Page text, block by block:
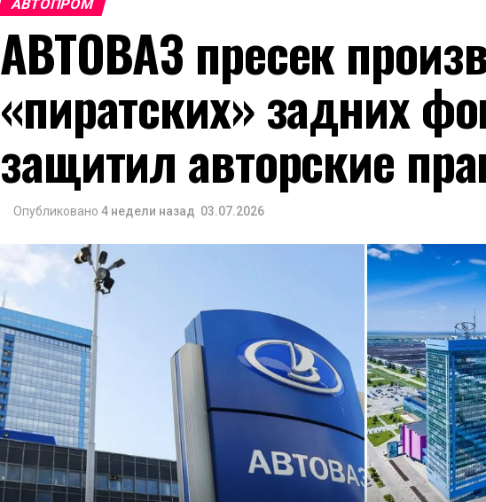
АВТОПРОМ
АВТОВАЗ пресек
«пиратских» задних
защитил авторские
Опубликовано 4 недели назад 03.07.2026